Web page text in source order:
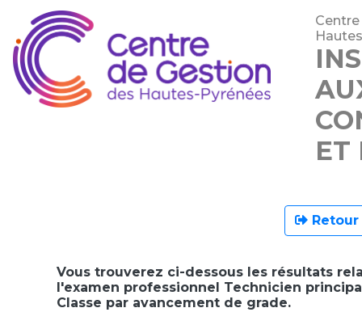
ET
Vous trouverez ci-dessous les résultats
l'examen professionnel Technicien
Classe par avancement de grade.